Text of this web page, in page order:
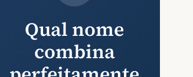
Qual nome
combina